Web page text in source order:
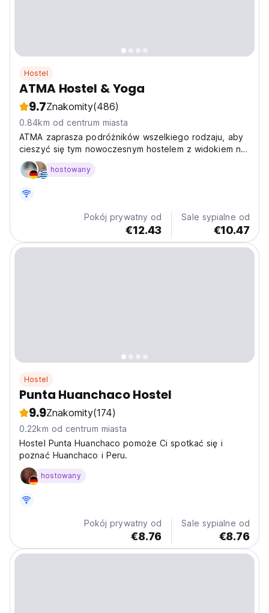
Hostel
ATMA Hostel & Yoga
9.7Znakomity(486)
0.84km od centrum miasta
ATMA zaprasza podróżników wszelkiego rodzaju, aby
cieszyć się tym nowoczesnym hostelem z widokiem na
morze, balkonami, ogrodem, salonem, kuchnią i
zajęciami jogi.
hostowany
Pokój prywatny od
€12.43
Sale sypialne od
€10.47
Hostel
Punta Huanchaco Hostel
9.9Znakomity(174)
0.22km od centrum miasta
Hostel Punta Huanchaco pomoże Ci spotkać się i
poznać Huanchaco i Peru.
hostowany
Pokój prywatny od
€8.76
Sale sypialne od
€8.76